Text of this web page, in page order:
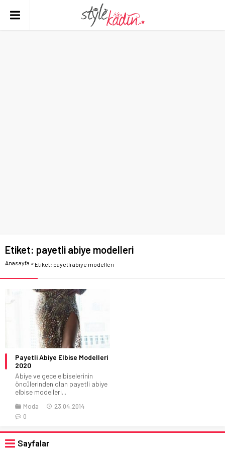
Etiket: payetli abiye modelleri
Anasayfa » Etiket: payetli abiye modelleri
Payetli Abiye Elbise Modelleri
2020
Abiye ve gece elbiselerinin
öncülerinden olan payetli abiye
elbise modelleri...
Moda
23.04.2014
0
Sayfalar